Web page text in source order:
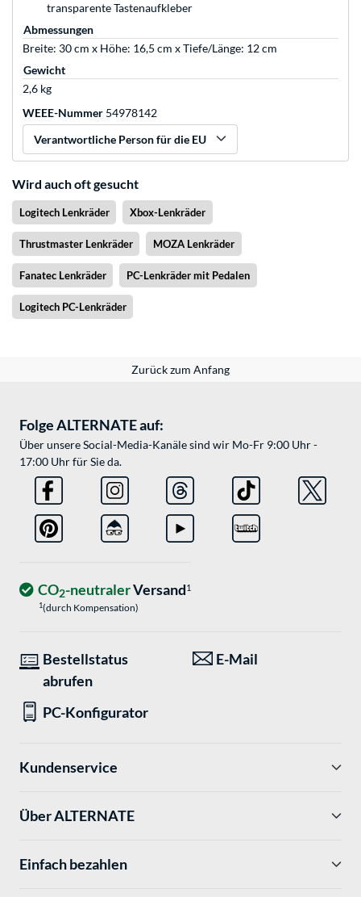
transparente Tastenaufkleber
Abmessungen
Breite: 30 cm x Höhe: 16,5 cm x Tiefe/Länge: 12 cm
Gewicht
2,6 kg
WEEE-Nummer 54978142
Verantwortliche Person für die EU
Wird auch oft gesucht
Logitech Lenkräder Xbox-Lenkräder
Thrustmaster Lenkräder MOZA Lenkräder
Fanatec Lenkräder PC-Lenkräder mit Pedalen
Logitech PC-Lenkräder
Zurück zum Anfang
Folge ALTERNATE auf:
Über unsere Social-Media-Kanäle sind wir Mo-Fr 9:00 Uhr -
17:00 Uhr für Sie da.
CO2-neutralerVersand1
1(durch Kompensation)
Bestellstatus
abrufen
E-Mail
PC-Konfigurator
Kundenservice
Über ALTERNATE
Einfach bezahlen